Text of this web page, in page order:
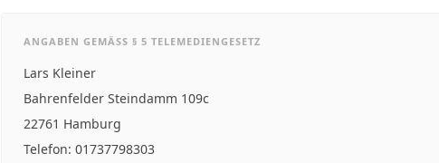
ANGABEN GEMÄSS § 5 TELEMEDIENGESETZ
Lars Kleiner
Bahrenfelder Steindamm 109c
22761 Hamburg
Telefon: 01737798303